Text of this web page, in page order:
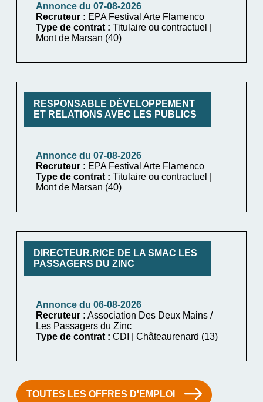
Annonce du 07-08-2026
Recruteur : EPA Festival Arte Flamenco
Type de contrat : Titulaire ou contractuel |
Mont de Marsan (40)
RESPONSABLE DÉVELOPPEMENT
ET RELATIONS AVEC LES PUBLICS
Annonce du 07-08-2026
Recruteur : EPA Festival Arte Flamenco
Type de contrat : Titulaire ou contractuel |
Mont de Marsan (40)
DIRECTEUR.RICE DE LA SMAC LES
PASSAGERS DU ZINC
Annonce du 06-08-2026
Recruteur : Association Des Deux Mains /
Les Passagers du Zinc
Type de contrat : CDI | Châteaurenard (13)
TOUTES LES OFFRES D'EMPLOI